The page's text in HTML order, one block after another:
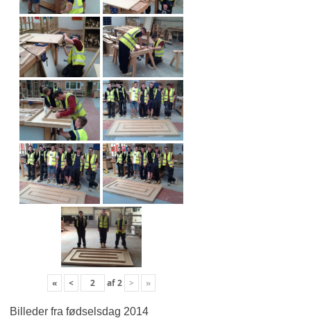
« < af2 > »
Billeder fra fødselsdag 2014